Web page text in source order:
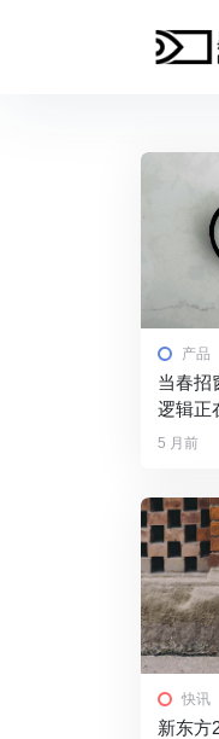
产品
当春招
逻辑正
5 月前
快讯
新东方